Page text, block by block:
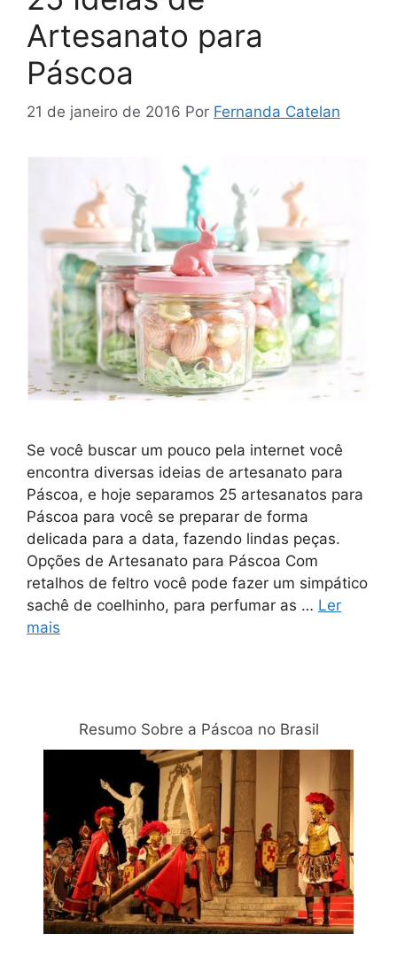
Artesanato para
Páscoa
21 de janeiro de 2016 Por Fernanda Catelan
Se você buscar um pouco pela internet você
encontra diversas ideias de artesanato para
Páscoa, e hoje separamos 25 artesanatos para
Páscoa para você se preparar de forma
delicada para a data, fazendo lindas peças.
Opções de Artesanato para Páscoa Com
retalhos de feltro você pode fazer um simpático
sachê de coelhinho, para perfumar as … Ler
mais
Resumo Sobre a Páscoa no Brasil